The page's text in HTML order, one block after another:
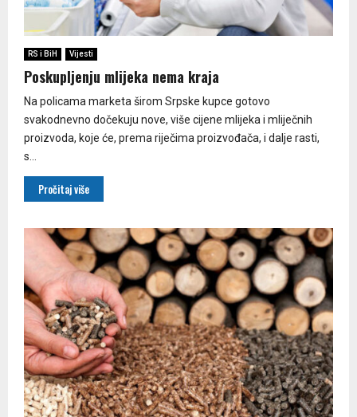
RS i BiH Vijesti
Poskupljenju mlijeka nema kraja
Na policama marketa širom Srpske kupce gotovo
svakodnevno dočekuju nove, više cijene mlijeka i mliječnih
proizvoda, koje će, prema riječima proizvođača, i dalje rasti,
s...
Pročitaj više